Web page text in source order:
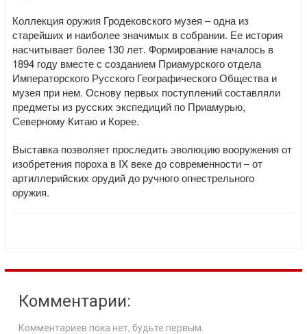
Коллекция оружия Гродековского музея – одна из
старейших и наиболее значимых в собрании. Ее история
насчитывает более 130 лет. Формирование началось в
1894 году вместе с созданием Приамурского отдела
Императорского Русского Географического Общества и
музея при нем. Основу первых поступлений составляли
предметы из русских экспедиций по Приамурью,
Северному Китаю и Корее.
Выставка позволяет проследить эволюцию вооружения от
изобретения пороха в IX веке до современности – от
артиллерийских орудий до ручного огнестрельного
оружия.
Комментарии:
Комментариев пока нет, будьте первым.